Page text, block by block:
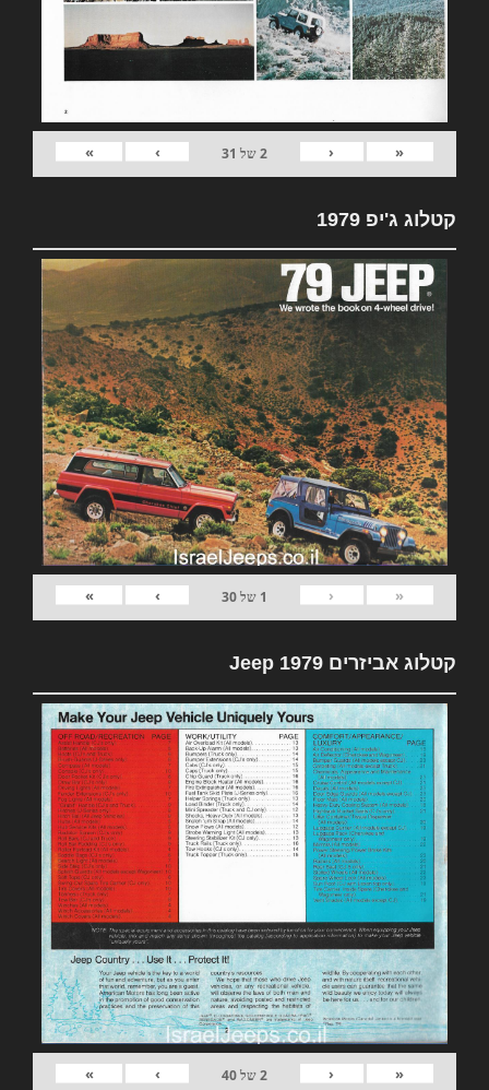
«
‹
2של 31
›
»
קטלוג ג'יפ 1979
«
‹
1 של30
›
»
קטלוג אביזרים 1979 Jeep
«
‹
2של40
›
»